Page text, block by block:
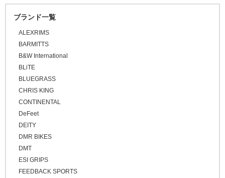
\30,001 ～ 50,000
\50,001 ～
ブランド一覧
ALEXRIMS
BARMITTS
B&W International
BLiTE
BLUEGRASS
CHRIS KING
CONTINENTAL
DeFeet
DEITY
DMR BIKES
DMT
ESI GRIPS
FEEDBACK SPORTS